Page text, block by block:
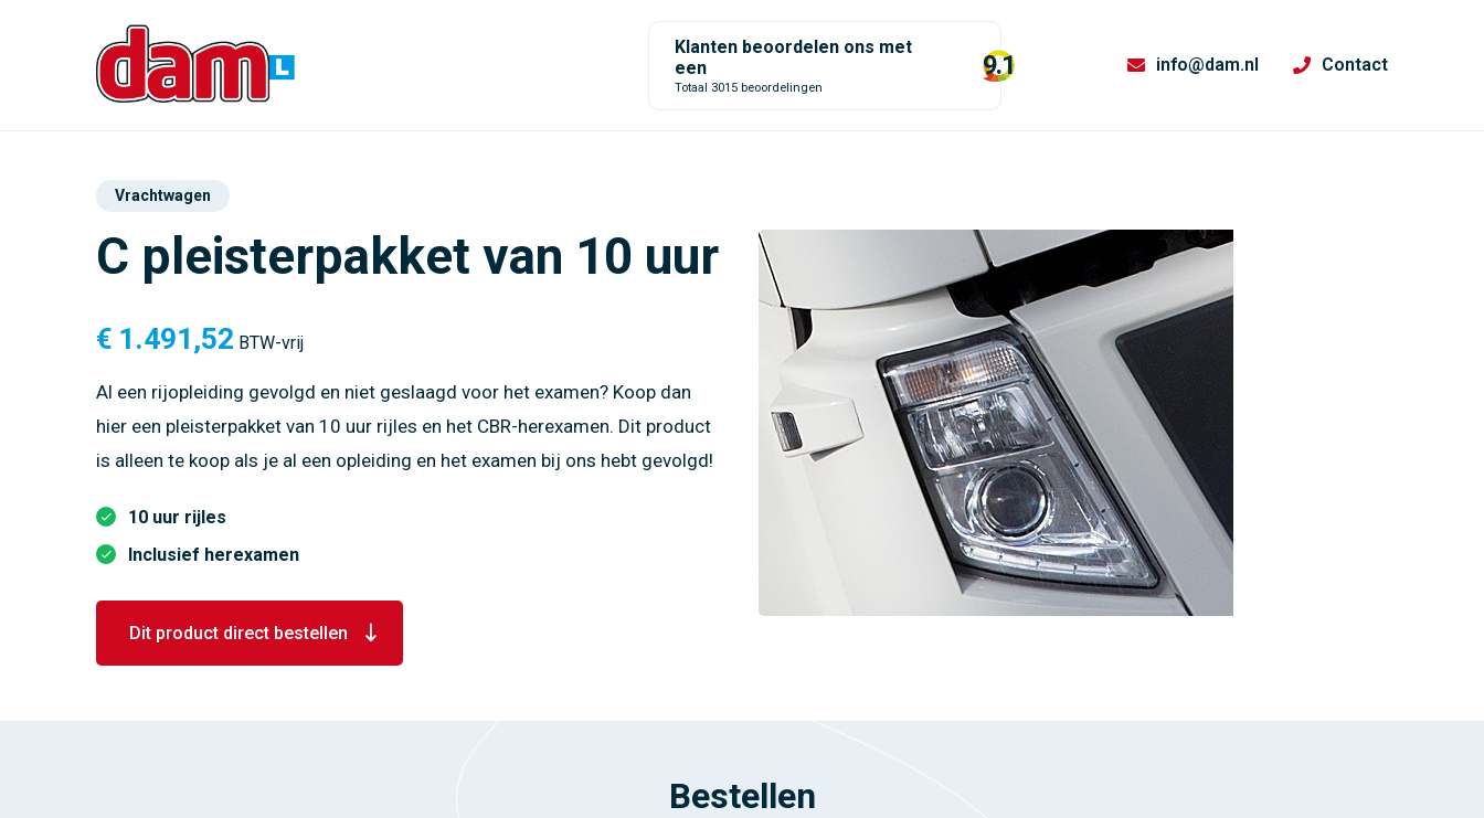
9.1
Klanten beoordelen ons met
een
Totaal 3015 beoordelingen
info@dam.nl Contact
Vrachtwagen
C pleisterpakket van 10 uur
€ 1.491,52 BTW-vrij
Al een rijopleiding gevolgd en niet geslaagd voor het examen? Koop dan
hier een pleisterpakket van 10 uur rijles en het CBR-herexamen. Dit product
is alleen te koop als je al een opleiding en het examen bij ons hebt gevolgd!
10 uur rijles
Inclusief herexamen
Dit product direct bestellen
Bestellen